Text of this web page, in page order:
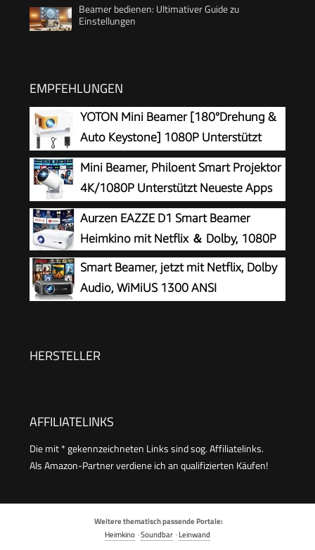
Beamer bedienen: Ultimativer Guide zu
Einstellungen
EMPFEHLUNGEN
YOTON Mini Beamer [180°Drehung &
Auto Keystone] 1080P Unterstützt
15000L
Mini Beamer, Philoent Smart Projektor
4K/1080P Unterstützt Neueste Apps
WiFi 6 Bluetooth 5.4 Auto Screen
Trapezkorrektur Niedriges Rauschen,
Ultrakurzdistanzbeamer bietet großes Bild im
kleinen Raum
Aurzen EAZZE D1 Smart Beamer
Heimkino mit Netflix ＆ Dolby, 1080P
Smart Beamer, jetzt mit Netflix, Dolby
Audio, WiMiUS 1300 ANSI
Bluetooth Full HD 1080P Outdoor
HERSTELLER
AFFILIATELINKS
Die mit * gekennzeichneten Links sind sog. Affiliatelinks.
Als Amazon-Partner verdiene ich an qualifizierten Käufen!
Weitere thematisch passende Portale:
Heimkino ·Soundbar ·Leinwand